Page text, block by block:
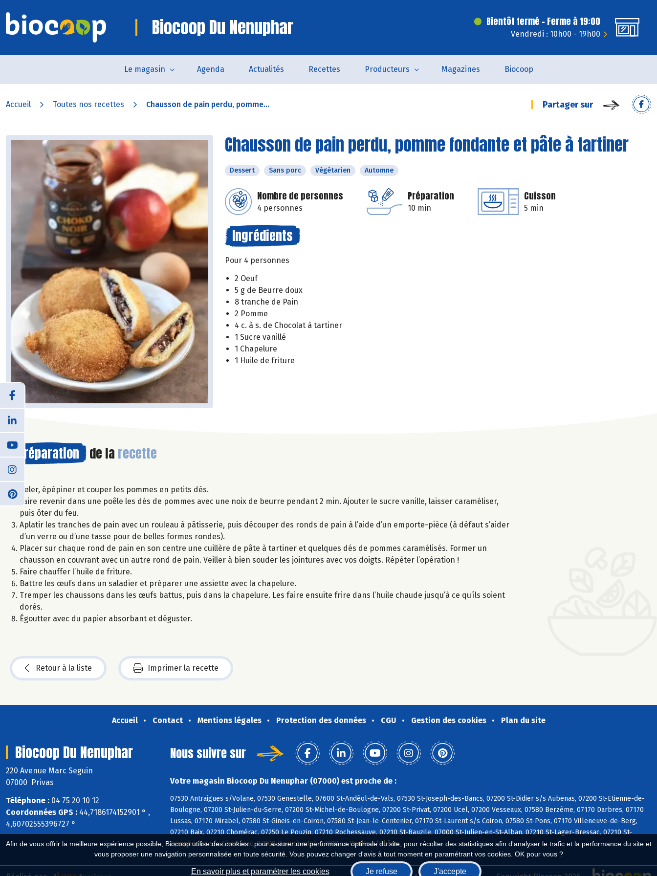
Afin de vous offrir la meilleure expérience possible, Biocoop utilise des cookies : pour assurer une performance optimale du site, pour récolter des statistiques afin d'analyser le trafic et la performance du site et
vous proposer une navigation personnalisée en toute sécurité. Vous pouvez changer d'avis à tout moment en paramétrant vos cookies. OK pour vous ?
En savoir plus et paramétrer les cookies Je refuse J'accepte
Biocoop Du Nenuphar Bientôt fermé - Ferme à 19:00
Vendredi : 10h00 - 19h00
Le magasin Agenda Actualités Recettes Producteurs Magazines Biocoop
Accueil Toutes nos recettes Chausson de pain perdu, pomme... Partager sur
Chausson de pain perdu, pomme fondante et pâte à tartiner
Dessert Sans porc Végétarien Automne
Nombre de personnes
4 personnes
Préparation
10 min
Cuisson
5 min
Ingrédients
Pour 4 personnes
2 Oeuf
5 g de Beurre doux
8 tranche de Pain
2 Pomme
4 c. à s. de Chocolat à tartiner
1 Sucre vanillé
1 Chapelure
1 Huile de friture
Préparation de la recette
Peler, épépiner et couper les pommes en petits dés.
Faire revenir dans une poêle les dés de pommes avec une noix de beurre pendant 2 min. Ajouter le sucre vanille, laisser caraméliser,
puis ôter du feu.
Aplatir les tranches de pain avec un rouleau à pâtisserie, puis découper des ronds de pain à l’aide d’un emporte-pièce (à défaut s’aider
d’un verre ou d’une tasse pour de belles formes rondes).
Placer sur chaque rond de pain en son centre une cuillère de pâte à tartiner et quelques dés de pommes caramélisés. Former un
chausson en couvrant avec un autre rond de pain. Veiller à bien souder les jointures avec vos doigts. Répéter l’opération !
Faire chauffer l’huile de friture.
Battre les œufs dans un saladier et préparer une assiette avec la chapelure.
Tremper les chaussons dans les œufs battus, puis dans la chapelure. Les faire ensuite frire dans l’huile chaude jusqu’à ce qu’ils soient
dorés.
Égoutter avec du papier absorbant et déguster.
Retour à la liste Imprimer la recette
Accueil Contact Mentions légales Protection des données CGU Gestion des cookies Plan du site
Biocoop Du Nenuphar
220 Avenue Marc Seguin
07000 Privas
Téléphone : 04 75 20 10 12
Coordonnées GPS : 44,7186174152901 ° ,
4,60702555396727 °
Nous suivre sur
Votre magasin Biocoop Du Nenuphar (07000) est proche de :
07530 Antraigues s/Volane, 07530 Genestelle, 07600 St-Andéol-de-Vals, 07530 St-Joseph-des-Bancs, 07200 St-Didier s/s Aubenas, 07200 St-Etienne-de-
Boulogne, 07200 St-Julien-du-Serre, 07200 St-Michel-de-Boulogne, 07200 St-Privat, 07200 Ucel, 07200 Vesseaux, 07580 Berzème, 07170 Darbres, 07170
Lussas, 07170 Mirabel, 07580 St-Gineis-en-Coiron, 07580 St-Jean-le-Centenier, 07170 St-Laurent s/s Coiron, 07580 St-Pons, 07170 Villeneuve-de-Berg,
07210 Baix, 07210 Chomérac, 07250 Le Pouzin, 07210 Rochessauve, 07210 St-Bauzile, 07000 St-Julien-en-St-Alban, 07210 St-Lager-Bressac, 07210 St-
Symphorien s/s Chomérac, 07800 Beauchastel, 07800 La Voulte s/Rhône